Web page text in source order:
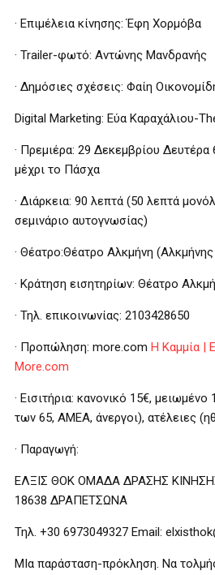
· Επιμέλεια κίνησης: Έφη Χορμόβα
· Trailer-φωτό: Αντώνης Μανδρανής
· Δημόσιες σχέσεις: Φαίη
Digital Marketing: Εύα Καραχάλιου-
· Πρεμιέρα: 29 Δεκεμβρίου Δευτέρα
μέχρι το Πάσχα
· Διάρκεια: 90 λεπτά (50 λεπτά
σεμινάριο αυτογνωσίας)
· Θέατρο:Θέατρο Αλκμήνη
· Κράτηση εισητηρίων: Θέατρο
· Τηλ. επικοινωνίας: 2103428650
· Προπώληση: more.com Η Καμμία |
More.com
· Εισιτήρια: κανονικό 15€,
των 65, ΑΜΕΑ, άνεργοι), ατέλειες
· Παραγωγή:
ΕΛΞΙΣ ΘΟΚ ΟΜΑΔΑ ΔΡΑΣΗΣ
18638 ΔΡΑΠΕΤΣΩΝΑ
Τηλ. +30 6973049327 Email:
ΜΙα παράσταση-πρόκληση. Να